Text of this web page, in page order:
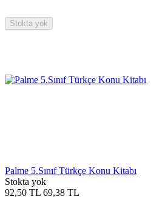
Stokta yok
Palme 5.Sınıf Türkçe Konu Kitabı
Stokta yok
92,50 TL 69,38 TL